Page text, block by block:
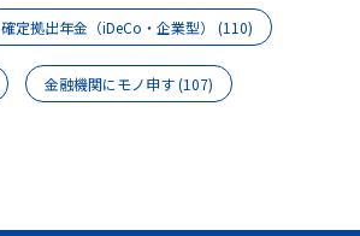
確定拠出年金（iDeCo・企業型） (110)
金融機関にモノ申す(107)